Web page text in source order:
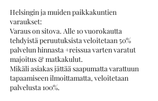
Helsingin ja muiden paikkakuntien
varaukset:
Varaus on sitova. Alle 10 vuorokautta
tehdyistä peruutuksista veloitetaan 50%
palvelun hinnasta +reissua varten varatut
majoitus & matkakulut.
Mikäli asiakas jättää saapumatta varattuun
tapaamiseen ilmoittamatta, veloitetaan
palvelusta 100%.